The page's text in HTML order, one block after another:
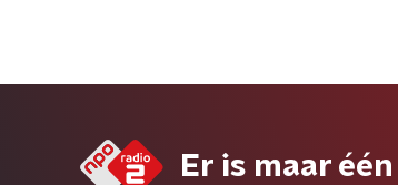
Er is maar